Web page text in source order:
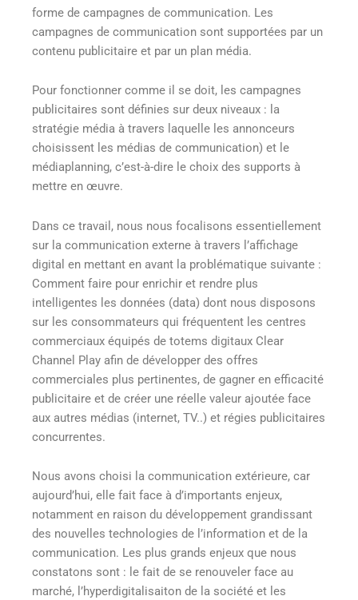
forme de campagnes de communication. Les
campagnes de communication sont supportées par un
contenu publicitaire et par un plan média.
Pour fonctionner comme il se doit, les campagnes
publicitaires sont définies sur deux niveaux : la
stratégie média à travers laquelle les annonceurs
choisissent les médias de communication) et le
médiaplanning, c’est-à-dire le choix des supports à
mettre en œuvre.
Dans ce travail, nous nous focalisons essentiellement
sur la communication externe à travers l’affichage
digital en mettant en avant la problématique suivante :
Comment faire pour enrichir et rendre plus
intelligentes les données (data) dont nous disposons
sur les consommateurs qui fréquentent les centres
commerciaux équipés de totems digitaux Clear
Channel Play afin de développer des offres
commerciales plus pertinentes, de gagner en efficacité
publicitaire et de créer une réelle valeur ajoutée face
aux autres médias (internet, TV..) et régies publicitaires
concurrentes.
Nous avons choisi la communication extérieure, car
aujourd’hui, elle fait face à d’importants enjeux,
notamment en raison du développement grandissant
des nouvelles technologies de l’information et de la
communication. Les plus grands enjeux que nous
constatons sont : le fait de se renouveler face au
marché, l’hyperdigitalisaiton de la société et les